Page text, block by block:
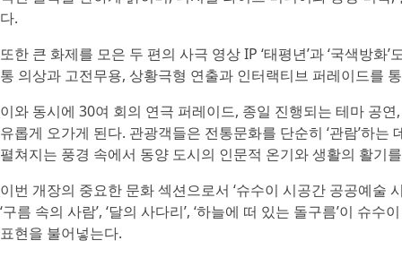
다.
또한 큰 화제를 모은 두 편의 사극 영상 IP ‘태평년’과 ‘국색방
통 의상과 고전무용, 상황극형 연출과 인터랙티브 퍼레이드를
이와 동시에 30여 회의 연극 퍼레이드, 종일 진행되는 테마 공
유롭게 오가게 된다. 관광객들은 전통문화를 단순히 ‘관람’하는
펼쳐지는 풍경 속에서 동양 도시의 인문적 온기와 생활의 활기
이번 개장의 중요한 문화 섹션으로서 ‘슈수이 시공간 공공예술
‘구름 속의 사람’, ‘달의 사다리’, ‘하늘에 떠 있는 돌구름’이 슈
표현을 불어넣는다.